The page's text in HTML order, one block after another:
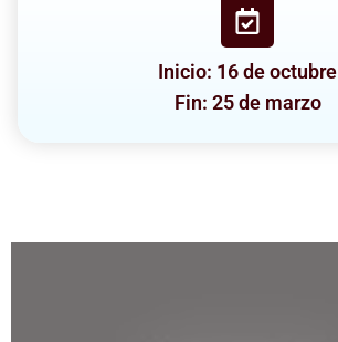
Inicio: 16 de octubre
Fin: 25 de marzo